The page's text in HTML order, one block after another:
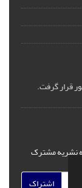
قرار گرفت.
نشریه مشترک
اشتراک